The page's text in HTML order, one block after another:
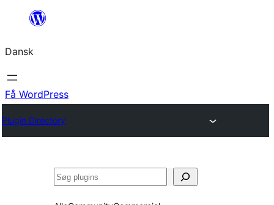
Spring
indhold
Dansk
Få WordPress
Plugin Directory
Søg